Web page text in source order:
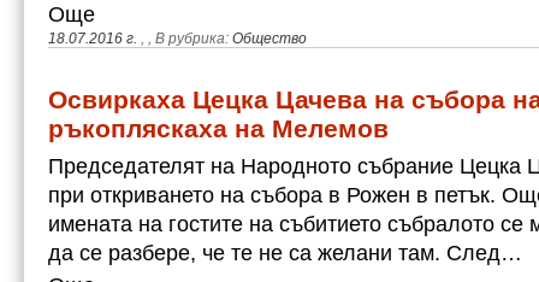
18.07.2016 г. , , В рубрика: Общество
Още
Освиркаха Цецка Цачева на събора
ръкопляскаха на Мелемов
Председателят на Народното събрание Цецка
при откриването на събора в Рожен в петък.
имената на гостите на събитието събралото
да се разбере, че те не са желани там. След…